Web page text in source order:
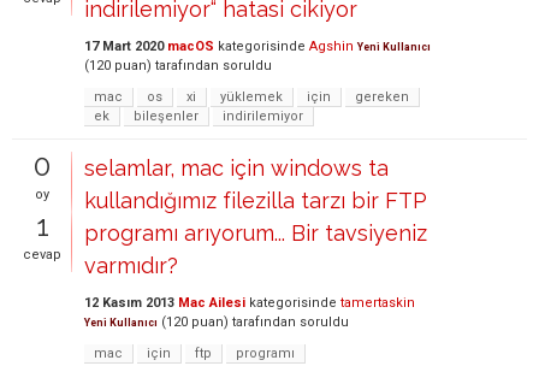
indirilemiyor“ hatasi cikiyor
17 Mart 2020 macOS kategorisinde Agshin Yeni Kullanıcı
(120 puan) tarafından soruldu
mac
os xi yüklemek için
gereken
ek
bileşenler indirilemiyor
0
oy
1
cevap
selamlar, mac için windows ta
kullandığımız filezilla tarzı bir FTP
programı arıyorum... Bir tavsiyeniz
varmıdır?
12 Kasım 2013 Mac Ailesi kategorisinde tamertaskin
Yeni Kullanıcı (120 puan) tarafından soruldu
mac
için ftp programı